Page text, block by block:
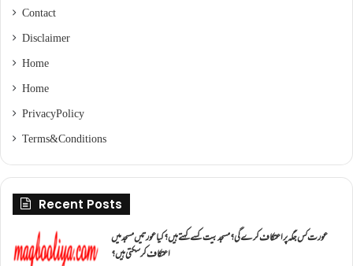
Contact
Disclaimer
Home
Home
Privacy Policy
Terms & Conditions
Recent Posts
عورت کس جگہ پر اعتکاف کرے گی؟مسجد بیت کسے کہتے ہیں؟کیا عورتیں مسجد میں
اعتکاف کر سکتی ہیں؟